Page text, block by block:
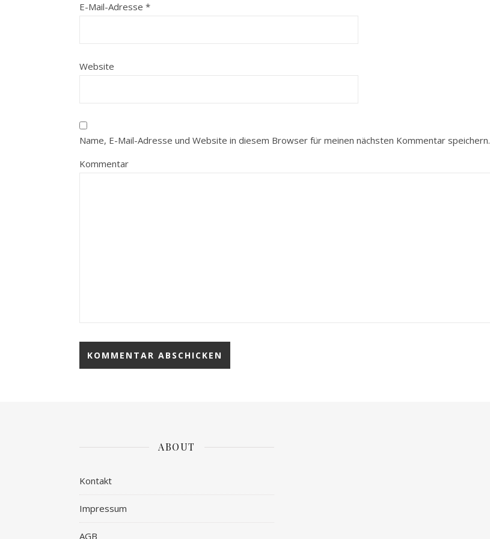
E-Mail-Adresse *
Website
Name, E-Mail-Adresse und Website in diesem Browser für meinen nächsten Kommentar speichern.
Kommentar
ABOUT
Kontakt
Impressum
AGB